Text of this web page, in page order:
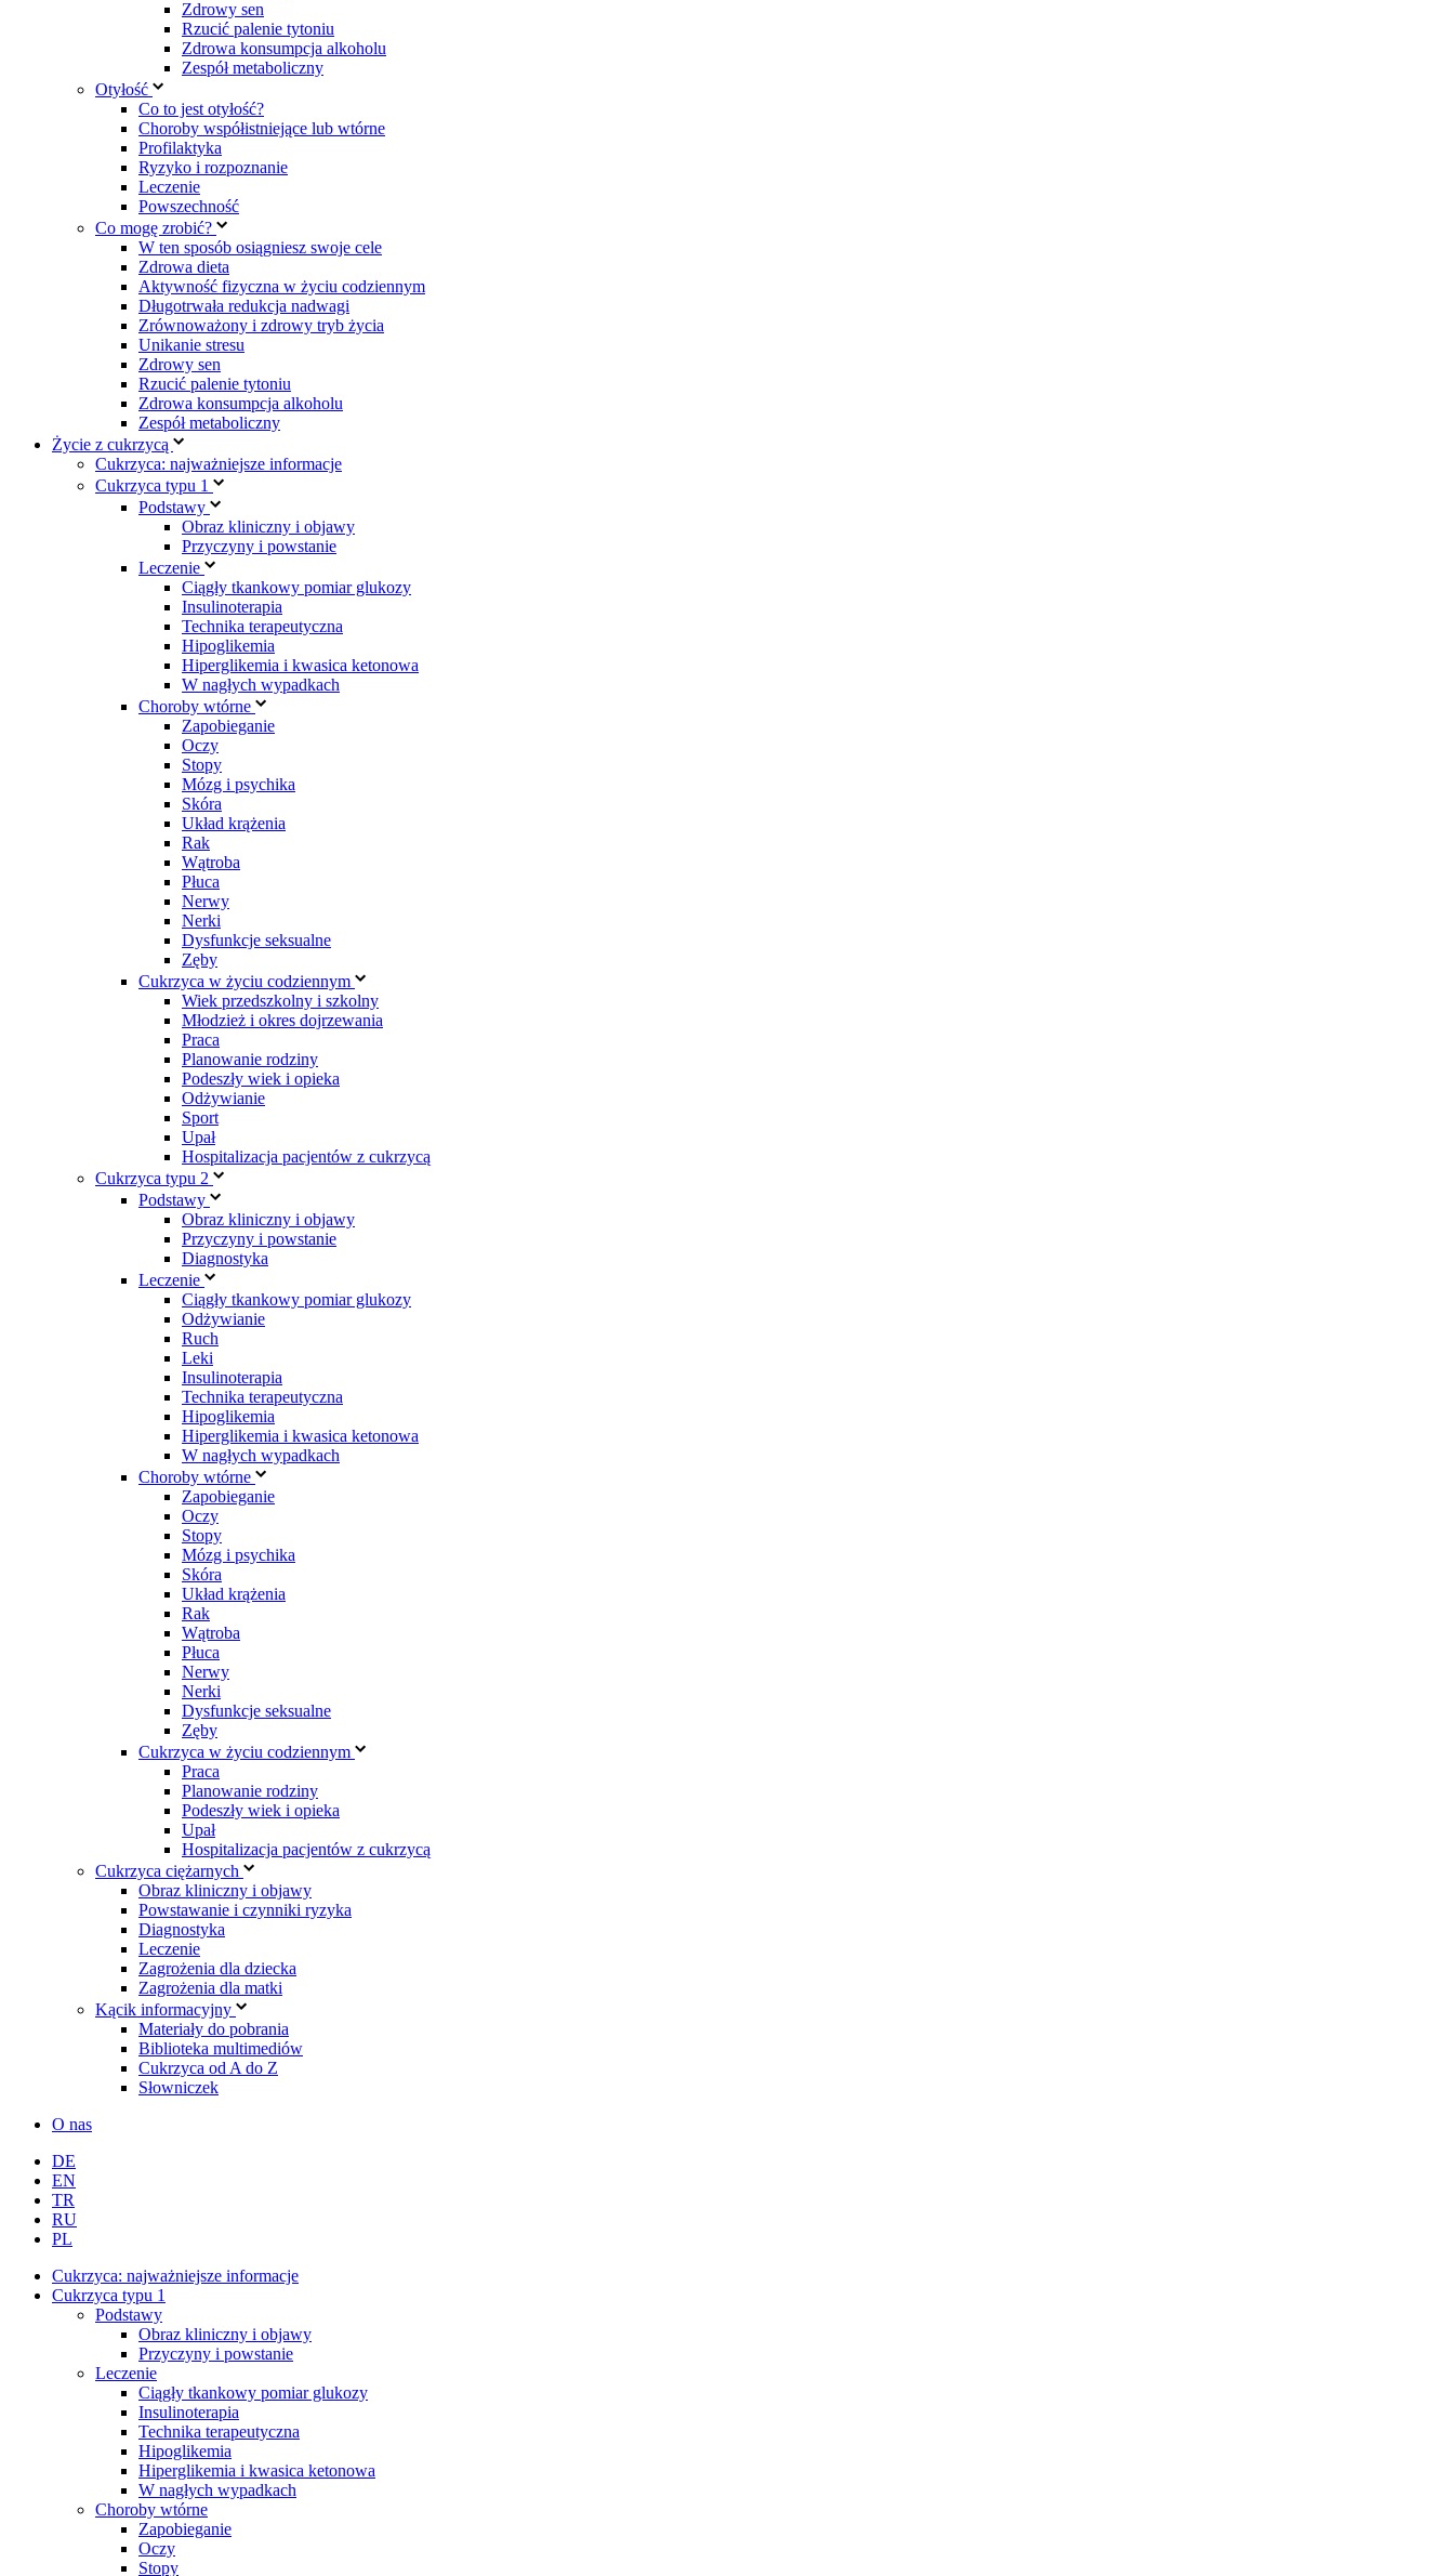
Zdrowy sen
Rzucić palenie tytoniu
Zdrowa konsumpcja alkoholu
Zespół metaboliczny
Otyłość
Co to jest otyłość?
Choroby współistniejące lub wtórne
Profilaktyka
Ryzyko i rozpoznanie
Leczenie
Powszechność
Co mogę zrobić?
W ten sposób osiągniesz swoje cele
Zdrowa dieta
Aktywność fizyczna w życiu codziennym
Długotrwała redukcja nadwagi
Zrównoważony i zdrowy tryb życia
Unikanie stresu
Zdrowy sen
Rzucić palenie tytoniu
Zdrowa konsumpcja alkoholu
Zespół metaboliczny
Życie z cukrzycą
Cukrzyca: najważniejsze informacje
Cukrzyca typu 1
Podstawy
Obraz kliniczny i objawy
Przyczyny i powstanie
Leczenie
Ciągły tkankowy pomiar glukozy
Insulinoterapia
Technika terapeutyczna
Hipoglikemia
Hiperglikemia i kwasica ketonowa
W nagłych wypadkach
Choroby wtórne
Zapobieganie
Oczy
Stopy
Mózg i psychika
Skóra
Układ krążenia
Rak
Wątroba
Płuca
Nerwy
Nerki
Dysfunkcje seksualne
Zęby
Cukrzyca w życiu codziennym
Wiek przedszkolny i szkolny
Młodzież i okres dojrzewania
Praca
Planowanie rodziny
Podeszły wiek i opieka
Odżywianie
Sport
Upał
Hospitalizacja pacjentów z cukrzycą
Cukrzyca typu 2
Podstawy
Obraz kliniczny i objawy
Przyczyny i powstanie
Diagnostyka
Leczenie
Ciągły tkankowy pomiar glukozy
Odżywianie
Ruch
Leki
Insulinoterapia
Technika terapeutyczna
Hipoglikemia
Hiperglikemia i kwasica ketonowa
W nagłych wypadkach
Choroby wtórne
Zapobieganie
Oczy
Stopy
Mózg i psychika
Skóra
Układ krążenia
Rak
Wątroba
Płuca
Nerwy
Nerki
Dysfunkcje seksualne
Zęby
Cukrzyca w życiu codziennym
Praca
Planowanie rodziny
Podeszły wiek i opieka
Upał
Hospitalizacja pacjentów z cukrzycą
Cukrzyca ciężarnych
Obraz kliniczny i objawy
Powstawanie i czynniki ryzyka
Diagnostyka
Leczenie
Zagrożenia dla dziecka
Zagrożenia dla matki
Kącik informacyjny
Materiały do pobrania
Biblioteka multimediów
Cukrzyca od A do Z
Słowniczek
O nas
DE
EN
TR
RU
PL
Cukrzyca: najważniejsze informacje
Cukrzyca typu 1
Podstawy
Obraz kliniczny i objawy
Przyczyny i powstanie
Leczenie
Ciągły tkankowy pomiar glukozy
Insulinoterapia
Technika terapeutyczna
Hipoglikemia
Hiperglikemia i kwasica ketonowa
W nagłych wypadkach
Choroby wtórne
Zapobieganie
Oczy
Stopy